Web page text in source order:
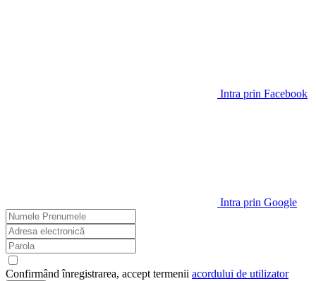
Intra prin Facebook
Intra prin Google
Confirmând înregistrarea, accept termenii acordului de utilizator